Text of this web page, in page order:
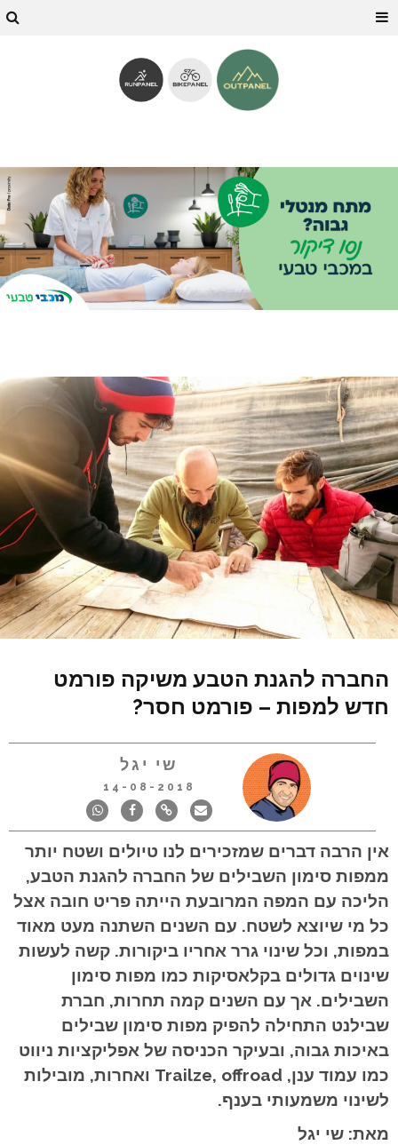
החברה להגנת הטבע משיקה פורמט
חדש למפות – פורמט חסר?
שי יגל
14-08-2018
אין הרבה דברים שמזכירים לנו טיולים ושטח יותר
ממפות סימון השבילים של החברה להגנת הטבע,
הליכה עם המפה המרובעת הייתה פריט חובה אצל
כל מי שיוצא לשטח. עם השנים השתנה מעט מאוד
במפות, וכל שינוי גרר אחריו ביקורות. קשה לעשות
שינוים גדולים בקלאסיקות כמו מפות סימון
השבילים. אך עם השנים קמה תחרות, חברת
שבילנט התחילה להפיק מפות סימון שבילים
באיכות גבוה, ובעיקר הכניסה של אפליקציות ניווט
כמו עמוד ענן, Trailze, offroad ואחרות, מובילות
לשינוי משמעותי בענף.
מאת: שי יגל